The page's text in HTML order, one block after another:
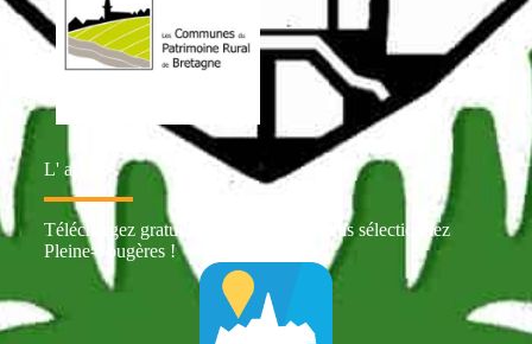
L' appli
Téléchargez gratuitement Intramuros puis sélectionnez
Pleine-Fougères !